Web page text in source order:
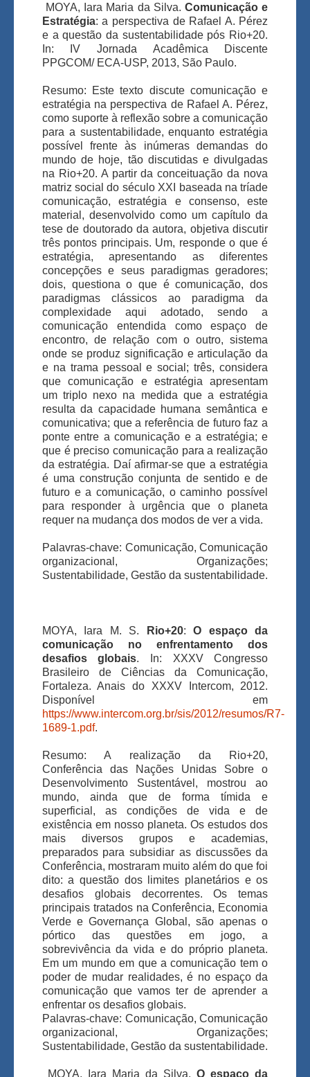
MOYA, Iara Maria da Silva.Comunicação e
Estratégia: a perspectiva de Rafael A. Pérez
e a questão da sustentabilidade pós Rio+20.
In: IV Jornada Acadêmica Discente
PPGCOM/ ECA-USP, 2013, São Paulo.
Resumo: Este texto discute comunicação e
estratégia na perspectiva de Rafael A. Pérez,
como suporte à reflexão sobre a comunicação
para a sustentabilidade, enquanto estratégia
possível frente às inúmeras demandas do
mundo de hoje, tão discutidas e divulgadas
na Rio+20. A partir da conceituação da nova
matriz social do século XXI baseada na tríade
comunicação, estratégia e consenso, este
material, desenvolvido como um capítulo da
tese de doutorado da autora, objetiva discutir
três pontos principais. Um, responde o que é
estratégia, apresentando as diferentes
concepções e seus paradigmas geradores;
dois, questiona o que é comunicação, dos
paradigmas clássicos ao paradigma da
complexidade aqui adotado, sendo a
comunicação entendida como espaço de
encontro, de relação com o outro, sistema
onde se produz significação e articulação da
e na trama pessoal e social; três, considera
que comunicação e estratégia apresentam
um triplo nexo na medida que a estratégia
resulta da capacidade humana semântica e
comunicativa; que a referência de futuro faz a
ponte entre a comunicação e a estratégia; e
que é preciso comunicação para a realização
da estratégia. Daí afirmar-se que a estratégia
é uma construção conjunta de sentido e de
futuro e a comunicação, o caminho possível
para responder à urgência que o planeta
requer na mudança dos modos de ver a vida.
Palavras-chave: Comunicação, Comunicação
organizacional, Organizações;
Sustentabilidade, Gestão da sustentabilidade.
MOYA, Iara M. S. Rio+20:O espaço da
comunicação no enfrentamento dos
desafios globais. In: XXXV Congresso
Brasileiro de Ciências da Comunicação,
Fortaleza. Anais do XXXV Intercom, 2012.
Disponível em
https://www.intercom.org.br/sis/2012/resumos/R7-
1689-1.pdf.
Resumo: A realização da Rio+20,
Conferência das Nações Unidas Sobre o
Desenvolvimento Sustentável, mostrou ao
mundo, ainda que de forma tímida e
superficial, as condições de vida e de
existência em nosso planeta. Os estudos dos
mais diversos grupos e academias,
preparados para subsidiar as discussões da
Conferência, mostraram muito além do que foi
dito: a questão dos limites planetários e os
desafios globais decorrentes. Os temas
principais tratados na Conferência, Economia
Verde e Governança Global, são apenas o
pórtico das questões em jogo, a
sobrevivência da vida e do próprio planeta.
Em um mundo em que a comunicação tem o
poder de mudar realidades, é no espaço da
comunicação que vamos ter de aprender a
enfrentar os desafios globais.
Palavras-chave: Comunicação, Comunicação
organizacional, Organizações;
Sustentabilidade, Gestão da sustentabilidade.
MOYA, Iara Maria da Silva.O espaço da